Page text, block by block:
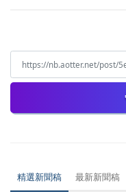
精選新聞稿 最新新聞稿